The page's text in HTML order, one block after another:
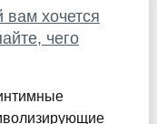
вам хочется
чего